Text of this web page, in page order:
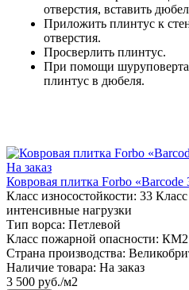
отверстия, вставить
Приложить плинтус к
отверстия.
Просверлить плинтус.
При помощи шуруповерта
плинтус в дюбеля.
На заказ
Ковровая плитка Forbo «Barcode
Класс износостойкости: 33
интенсивные нагрузки
Тип ворса: Петлевой
Класс пожарной опасности: КМ2
Страна производства:
Наличие товара: На заказ
3 500 руб./м2